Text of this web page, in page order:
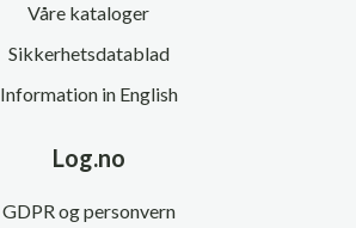
Våre kataloger
Sikkerhetsdatablad
Information in English
Log.no
GDPR og personvern